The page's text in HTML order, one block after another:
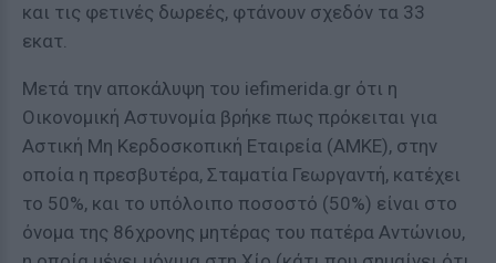
και τις φετινές δωρεές, φτάνουν σχεδόν τα 33
εκατ.
Μετά την αποκάλυψη του iefimerida.gr ότι η
Οικονομική Αστυνομία βρήκε πως πρόκειται για
Αστική Μη Κερδοσκοπική Εταιρεία (ΑΜΚΕ), στην
οποία η πρεσβυτέρα, Σταματία Γεωργαντή, κατέχει
το 50%, και το υπόλοιπο ποσοστό (50%) είναι στο
όνομα της 86χρονης μητέρας του πατέρα Αντώνιου,